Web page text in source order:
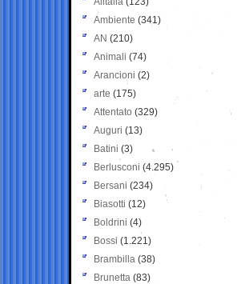
Ambiente (341)
AN (210)
Animali (74)
Arancioni (2)
arte (175)
Attentato (329)
Auguri (13)
Batini (3)
Berlusconi (4.295)
Bersani (234)
Biasotti (12)
Boldrini (4)
Bossi (1.221)
Brambilla (38)
Brunetta (83)